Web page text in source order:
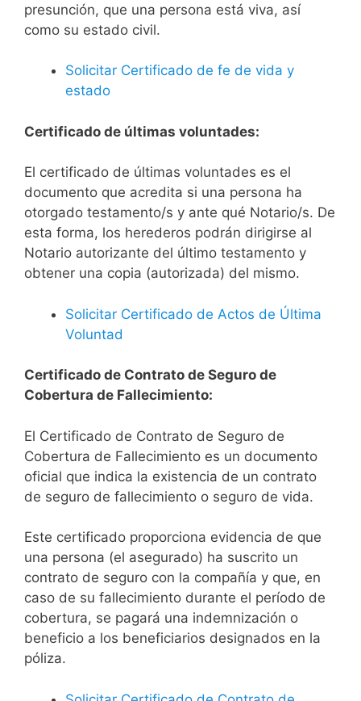
presunción, que una persona está viva, así
como su estado civil.
Solicitar Certificado de fe de vida y
estado
Certificado de últimas voluntades:
El certificado de últimas voluntades es el
documento que acredita si una persona ha
otorgado testamento/s y ante qué Notario/s. De
esta forma, los herederos podrán dirigirse al
Notario autorizante del último testamento y
obtener una copia (autorizada) del mismo.
Solicitar Certificado de Actos de Última
Voluntad
Certificado de Contrato de Seguro de
Cobertura de Fallecimiento:
El Certificado de Contrato de Seguro de
Cobertura de Fallecimiento es un documento
oficial que indica la existencia de un contrato
de seguro de fallecimiento o seguro de vida.
Este certificado proporciona evidencia de que
una persona (el asegurado) ha suscrito un
contrato de seguro con la compañía y que, en
caso de su fallecimiento durante el período de
cobertura, se pagará una indemnización o
beneficio a los beneficiarios designados en la
póliza.